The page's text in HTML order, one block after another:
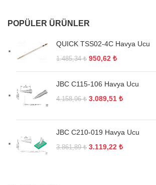
POPÜLER ÜRÜNLER
QUICK TSS02-4C Havya Ucu
1.485,34₺ 950,62 ₺
JBC C115-106 Havya Ucu
4.158,96₺ 3.089,51 ₺
JBC C210-019 Havya Ucu
3.861,89₺ 3.119,22 ₺